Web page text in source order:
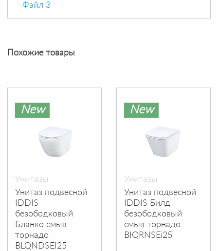
Файл 3
Похожие товары
New
Унитазы
Унитаз подвесной
IDDIS
безободковый
Бланко смыв
торнадо
BLQNDSEI25
New
Унитазы
Унитаз подвесной
IDDIS Билд
безободковый
смыв торнадо
BIQRNSEi25